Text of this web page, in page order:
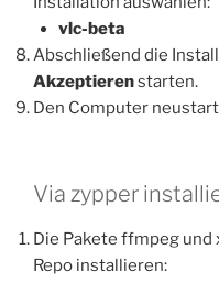
vlc-beta
Abschließend die
Akzeptierenstarten.
Den Computer
Via zypper
Die Pakete ffmpeg und
Repo installieren: